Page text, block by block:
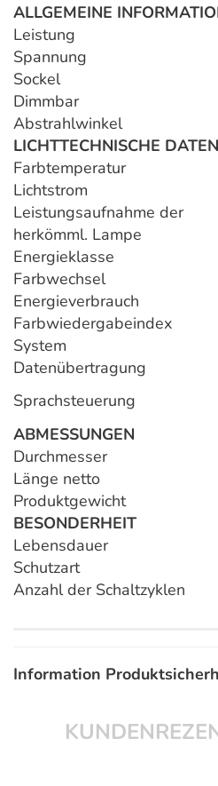
ALLGEMEINE
Leistung
Spannung
Sockel
Dimmbar
Abstrahlwinkel
LICHTTECHNISCHE DATEN
Farbtemperatur
Lichtstrom
Leistungsaufnahme der
herkömml. Lampe
Energieklasse
Farbwechsel
Energieverbrauch
Farbwiedergabeindex
System
Datenübertragung
Sprachsteuerung
ABMESSUNGEN
Durchmesser
Länge netto
Produktgewicht
BESONDERHEIT
Lebensdauer
Schutzart
Anzahl der Schaltzyklen
Information